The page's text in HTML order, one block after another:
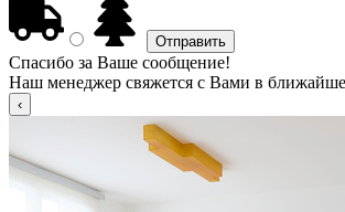
Спасибо за Ваше сообщение!
Наш менеджер свяжется с Вами в